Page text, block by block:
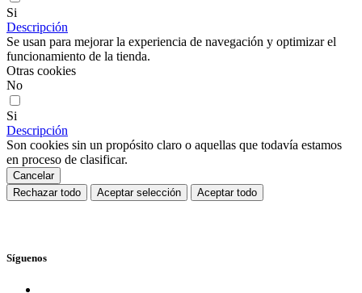
Si
Descripción
Se usan para mejorar la experiencia de navegación y optimizar el
funcionamiento de la tienda.
Otras cookies
No
Si
Descripción
Son cookies sin un propósito claro o aquellas que todavía estamos
en proceso de clasificar.
Cancelar
Rechazar todo
Aceptar selección Aceptar todo
Síguenos